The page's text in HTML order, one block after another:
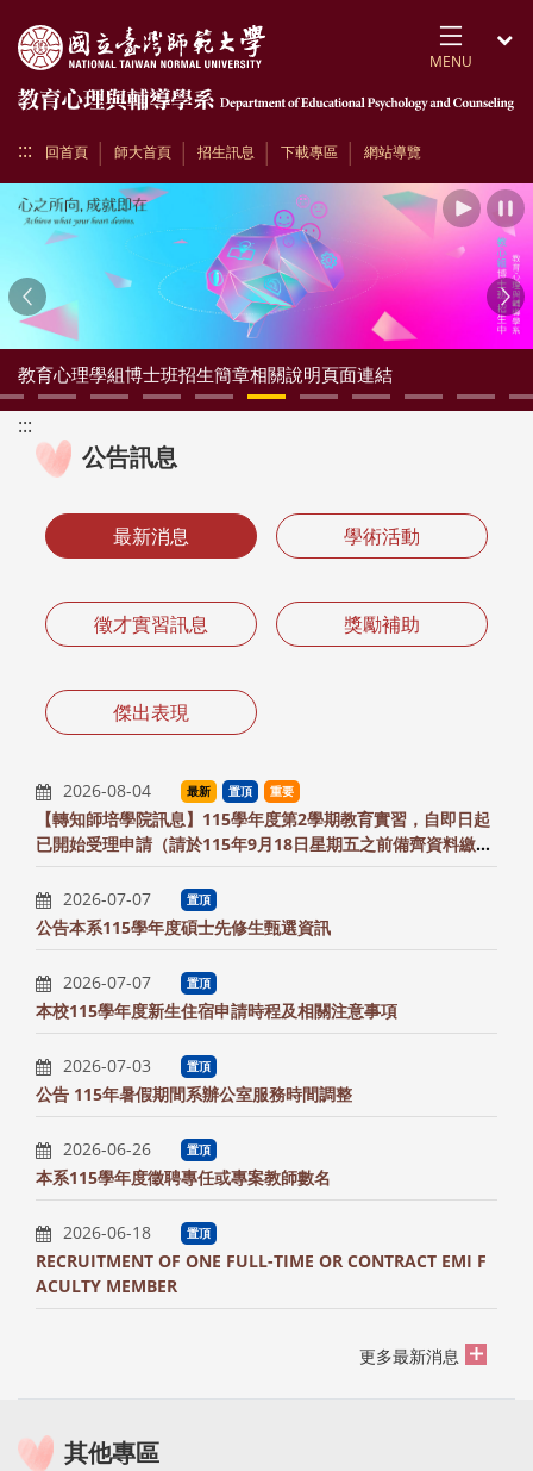
MENU
::: 回首頁 師大首頁 招生訊息 下載專區 網站導覽
播放
教育心理學組博士班招生簡章相關說明頁面連結
Previous
:::
公告訊息
最新消息
2026-08-04 最新 置頂 重要
【轉知師培學院訊息】115學年度第2學期教育實習，自即日起
已開始受理申請（請於115年9月18日星期五之前備齊資料繳交
至系辦）
2026-07-07
置頂
公告本系115學年度碩士先修生甄選資訊
2026-07-07 置頂
本校115學年度新生住宿申請時程及相關注意事項
2026-07-03 置頂
公告 115年暑假期間系辦公室服務時間調整
2026-06-26 置頂
本系115學年度徵聘專任或專案教師數名
2026-06-18 置頂
RECRUITMENT OF ONE FULL-TIME OR CONTRACT EMI F
ACULTY MEMBER
更多最新消息
學術活動
徵才實習訊息 獎勵補助
傑出表現
其他專區